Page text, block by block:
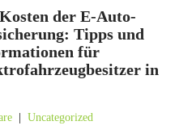
der E-Auto-
Tipps und
für
in
Uncategorized